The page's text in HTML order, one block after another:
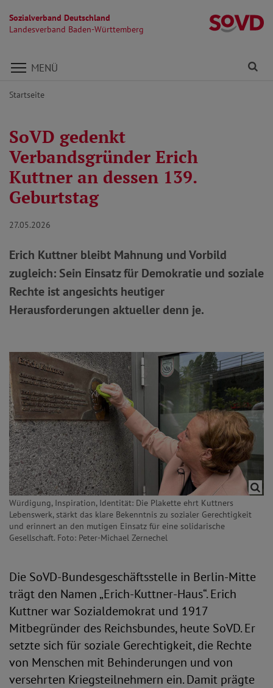
Sozialverband Deutschland
Landesverband Baden-Württemberg
Direkt zu den Inhalten springen
MENÜ
Startseite
SoVD gedenkt
Verbandsgründer Erich
Kuttner an dessen 139.
Geburtstag
27.05.2026
Erich Kuttner bleibt Mahnung und Vorbild
zugleich: Sein Einsatz für Demokratie und soziale
Rechte ist angesichts heutiger
Herausforderungen aktueller denn je.
Würdigung, Inspiration, Identität: Die Plakette ehrt Kuttners
Lebenswerk, stärkt das klare Bekenntnis zu sozialer Gerechtigkeit
und erinnert an den mutigen Einsatz für eine solidarische
Gesellschaft. Foto: Peter-Michael Zernechel
Die SoVD-Bundesgeschäftsstelle in Berlin-Mitte
trägt den Namen „Erich-Kuttner-Haus“. Erich
Kuttner war Sozialdemokrat und 1917
Mitbegründer des Reichsbundes, heute SoVD. Er
setzte sich für soziale Gerechtigkeit, die Rechte
von Menschen mit Behinderungen und von
versehrten Kriegsteilnehmern ein. Damit prägte